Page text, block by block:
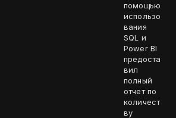
помощью
использо
вания
SQL и
Power BI
предоста
вил
полный
отчет по
количест
ву